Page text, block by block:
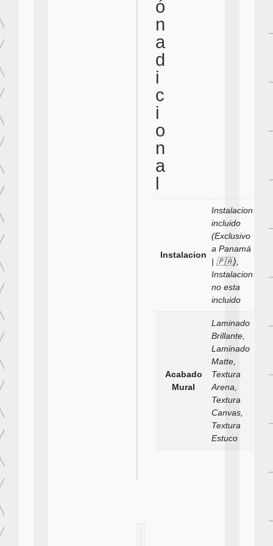
ó
n
a
d
i
c
i
o
n
a
Instalacion
Instalacion
incluido
(Exclusivo
a Panamá
| 🇵🇦),
Instalacion
no esta
incluido
Acabado
Mural
Laminado
Brillante,
Laminado
Matte,
Textura
Arena,
Textura
Canvas,
Textura
Estuco